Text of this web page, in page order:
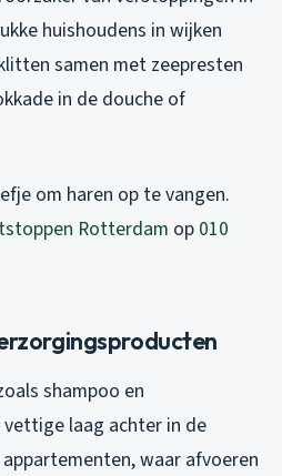
huishoudens in wijken
samen met zeepresten
in de douche of
om haren op te vangen.
Rotterdam op 010
shampoo en
laag achter in de
waar afvoeren